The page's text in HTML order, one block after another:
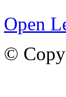
Open
©